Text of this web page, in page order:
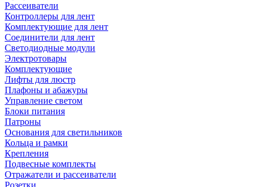
Рассеиватели
Контроллеры для лент
Комплектующие для лент
Соединители для лент
Светодиодные модули
Электротовары
Комплектующие
Лифты для люстр
Плафоны и абажуры
Управление светом
Блоки питания
Патроны
Основания для светильников
Кольца и рамки
Крепления
Подвесные комплекты
Отражатели и рассеиватели
Розетки